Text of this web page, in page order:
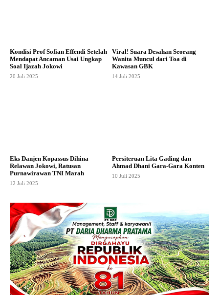
Kondisi Prof Sofian Effendi Setelah
Mendapat Ancaman Usai Ungkap
Soal Ijazah Jokowi
20 Juli 2025
Viral! Suara Desahan Seorang
Wanita Muncul dari Toa di
Kawasan GBK
14 Juli 2025
Eks Danjen Kopassus Dihina
Relawan Jokowi, Ratusan
Purnawirawan TNI Marah
12 Juli 2025
Persiteruan Lita Gading dan
Ahmad Dhani Gara-Gara Konten
10 Juli 2025